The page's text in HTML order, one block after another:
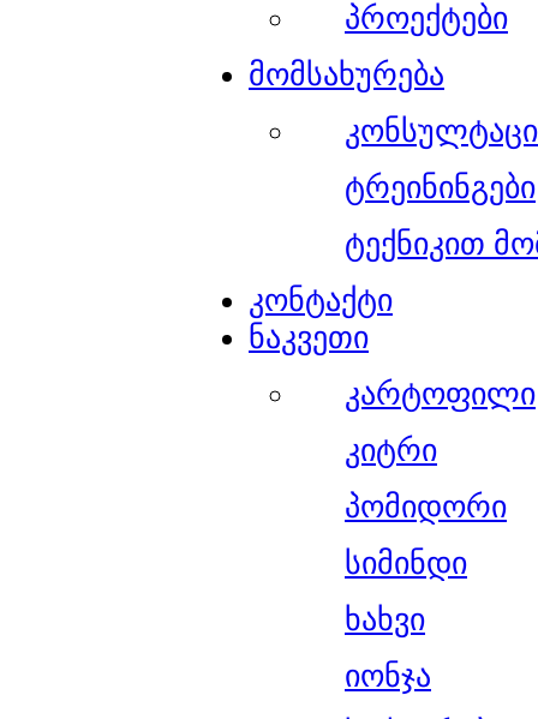
პროექტები
მომსახურება
ტრეინინგები
ტექნიკით
კონტაქტი
ნაკვეთი
კარტოფილი
კიტრი
პომიდორი
სიმინდი
ხახვი
იონჯა